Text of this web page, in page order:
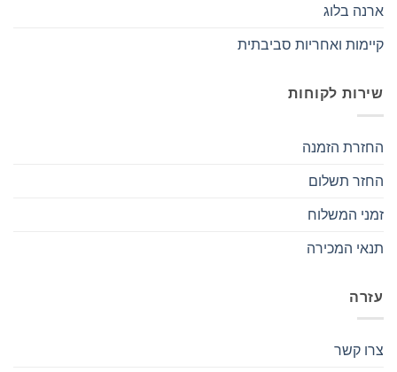
ארנה בלוג
קיימות ואחריות סביבתית
שירות לקוחות
החזרת הזמנה
החזר תשלום
זמני המשלוח
תנאי המכירה
עזרה
צרו קשר